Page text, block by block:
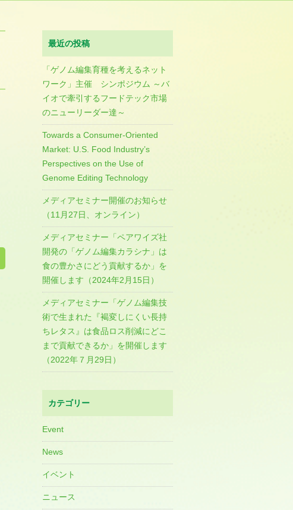
最近の投稿
「ゲノム編集育種を考えるネット
ワーク」主催 シンポジウム ～バ
イオで牽引するフードテック市場
のニューリーダー達～
Towards a Consumer-Oriented
Market: U.S. Food Industry’s
Perspectives on the Use of
Genome Editing Technology
メディアセミナー開催のお知らせ
（11月27日、オンライン）
メディアセミナー「ペアワイズ社
開発の「ゲノム編集カラシナ」は
食の豊かさにどう貢献するか」を
開催します（2024年2月15日）
メディアセミナー「ゲノム編集技
術で生まれた『褐変しにくい長持
ちレタス』は食品ロス削減にどこ
まで貢献できるか」を開催します
（2022年７月29日）
カテゴリー
Event
News
イベント
ニュース